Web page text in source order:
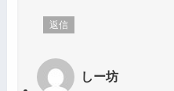
返信
しー坊